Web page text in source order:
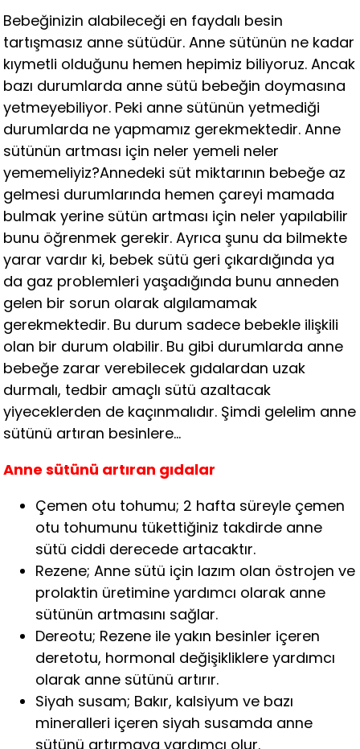
Bebeğinizin alabileceği en faydalı besin
tartışmasız anne sütüdür. Anne sütünün ne kadar
kıymetli olduğunu hemen hepimiz biliyoruz. Ancak
bazı durumlarda anne sütü bebeğin doymasına
yetmeyebiliyor. Peki anne sütünün yetmediği
durumlarda ne yapmamız gerekmektedir. Anne
sütünün artması için neler yemeli neler
yememeliyiz?Annedeki süt miktarının bebeğe az
gelmesi durumlarında hemen çareyi mamada
bulmak yerine sütün artması için neler yapılabilir
bunu öğrenmek gerekir. Ayrıca şunu da bilmekte
yarar vardır ki, bebek sütü geri çıkardığında ya
da gaz problemleri yaşadığında bunu anneden
gelen bir sorun olarak algılamamak
gerekmektedir. Bu durum sadece bebekle ilişkili
olan bir durum olabilir. Bu gibi durumlarda anne
bebeğe zarar verebilecek gıdalardan uzak
durmalı, tedbir amaçlı sütü azaltacak
yiyeceklerden de kaçınmalıdır. Şimdi gelelim anne
sütünü artıran besinlere…
Anne sütünü artıran gıdalar
Çemen otu tohumu; 2 hafta süreyle çemen
otu tohumunu tükettiğiniz takdirde anne
sütü ciddi derecede artacaktır.
Rezene; Anne sütü için lazım olan östrojen ve
prolaktin üretimine yardımcı olarak anne
sütünün artmasını sağlar.
Dereotu; Rezene ile yakın besinler içeren
deretotu, hormonal değişikliklere yardımcı
olarak anne sütünü artırır.
Siyah susam; Bakır, kalsiyum ve bazı
mineralleri içeren siyah susamda anne
sütünü artırmaya yardımcı olur.